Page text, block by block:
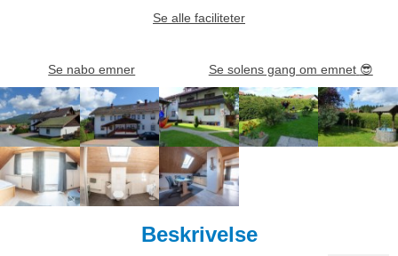
Se alle faciliteter
Se nabo emner Se solens gang om emnet 😎
Beskrivelse